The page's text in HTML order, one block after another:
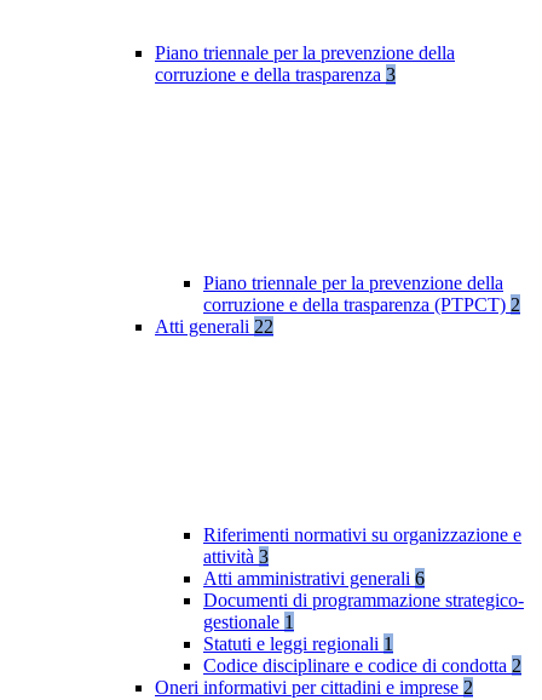
Piano triennale per la prevenzione della
corruzione e della trasparenza 3
Piano triennale per la prevenzione della
corruzione e della trasparenza (PTPCT) 2
Atti generali 22
Riferimenti normativi su organizzazione e
attività 3
Atti amministrativi generali 6
Documenti di programmazione strategico-
gestionale 1
Statuti e leggi regionali 1
Codice disciplinare e codice di condotta 2
Oneri informativi per cittadini e imprese 2